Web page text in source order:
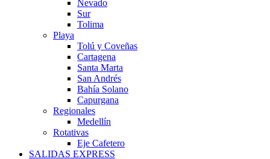
Nevado
Sur
Tolima
Playa
Tolú y Coveñas
Cartagena
Santa Marta
San Andrés
Bahía Solano
Capurgana
Regionales
Medellín
Rotativas
Eje Cafetero
SALIDAS EXPRESS